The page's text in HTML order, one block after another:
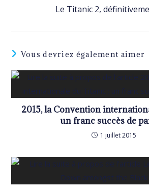
Le Titanic 2,
Vous devriez également aimer
2015, la Convention
un franc succès de
1 juillet 2015